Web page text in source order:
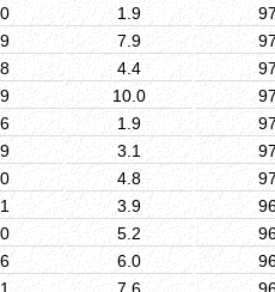
1.9
7.9
4.4
10.0
1.9
3.1
4.8
3.9
5.2
6.0
7.6